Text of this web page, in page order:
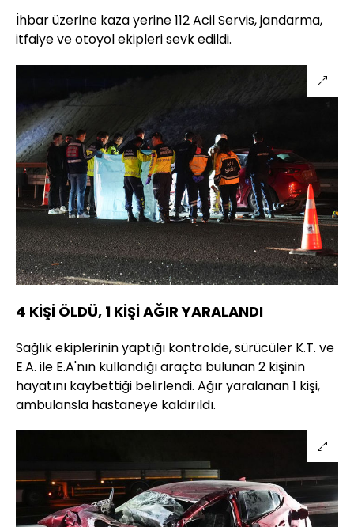
İhbar üzerine kaza yerine 112 Acil Servis, jandarma,
itfaiye ve otoyol ekipleri sevk edildi.
4 KİŞİ ÖLDÜ, 1 KİŞİ AĞIR YARALANDI
Sağlık ekiplerinin yaptığı kontrolde, sürücüler K.T. ve
E.A. ile E.A'nın kullandığı araçta bulunan 2 kişinin
hayatını kaybettiği belirlendi. Ağır yaralanan 1 kişi,
ambulansla hastaneye kaldırıldı.